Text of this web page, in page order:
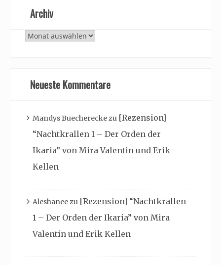
Archiv
Archiv
Neueste Kommentare
Mandys Buechereckezu [Rezension]
“Nachtkrallen 1 – Der Orden der
Ikaria” von Mira Valentin und Erik
Kellen
Aleshaneezu [Rezension] “Nachtkrallen
1 – Der Orden der Ikaria” von Mira
Valentin und Erik Kellen